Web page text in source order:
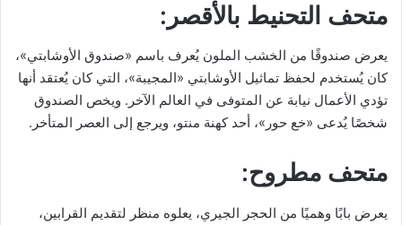
متحف التحنيط بالأقصر:
يعرض صندوقًا من الخشب الملون يُعرف باسم «صندوق الأوشابتي»،
كان يُستخدم لحفظ تماثيل الأوشابتي «المجيبة»، التي كان يُعتقد أنها
تؤدي الأعمال نيابة عن المتوفى في العالم الآخر. ويخص الصندوق
شخصًا يُدعى «خع حور»، أحد كهنة منتو، ويرجع إلى العصر المتأخر.
متحف مطروح:
يعرض بابًا وهميًا من الحجر الجيري، يعلوه منظر لتقديم القرابين،